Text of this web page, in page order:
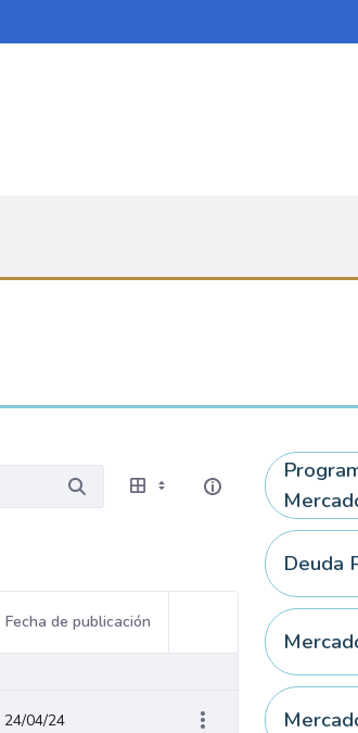
Fecha de publicación
Acciones del elemento
24/04/24
Deuda